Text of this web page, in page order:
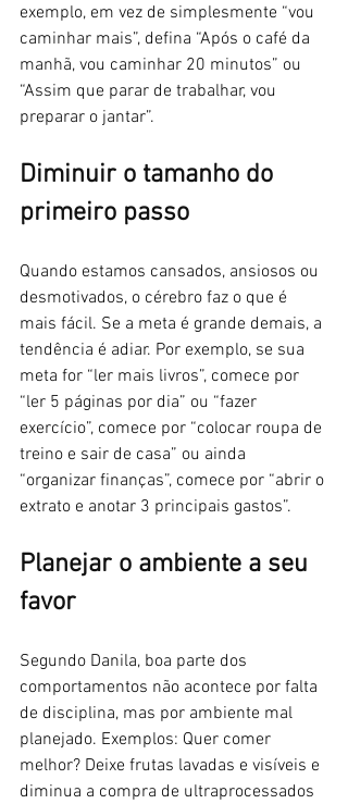
exemplo, em vez de simplesmente “vou
caminhar mais”, defina “Após o café da
manhã, vou caminhar 20 minutos” ou
“Assim que parar de trabalhar, vou
preparar o jantar”.
Diminuir o tamanho do
primeiro passo
Quando estamos cansados, ansiosos ou
desmotivados, o cérebro faz o que é
mais fácil. Se a meta é grande demais, a
tendência é adiar. Por exemplo, se sua
meta for “ler mais livros”, comece por
“ler 5 páginas por dia” ou “fazer
exercício”, comece por “colocar roupa de
treino e sair de casa” ou ainda
“organizar finanças”, comece por “abrir o
extrato e anotar 3 principais gastos”.
Planejar o ambiente a seu
favor
Segundo Danila, boa parte dos
comportamentos não acontece por falta
de disciplina, mas por ambiente mal
planejado. Exemplos: Quer comer
melhor? Deixe frutas lavadas e visíveis e
diminua a compra de ultraprocessados